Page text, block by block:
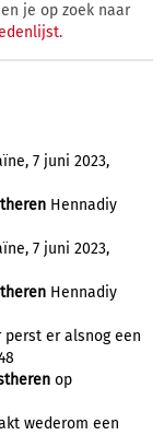
je op zoek naar
.
7 juni 2023,
Hennadiy
7 juni 2023,
Hennadiy
er alsnog een
op
wederom een